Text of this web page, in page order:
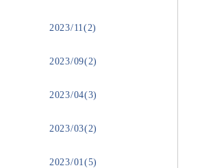
2023/11(2)
2023/09(2)
2023/04(3)
2023/03(2)
2023/01(5)